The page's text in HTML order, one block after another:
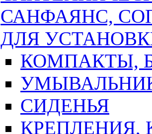
САНФАЯНС,
ДЛЯ
КОМПАКТЫ,
СИДЕНЬЯ